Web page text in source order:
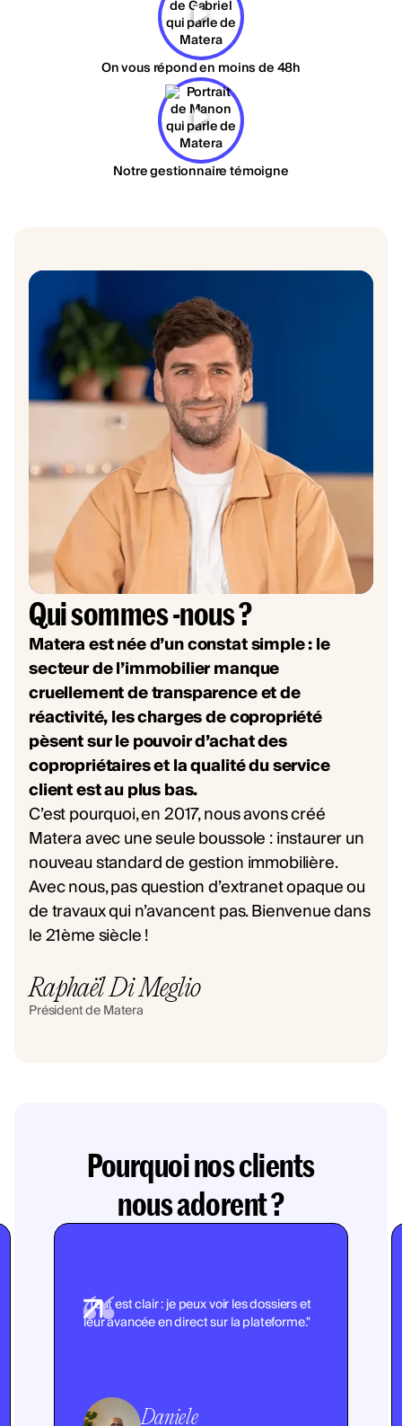
On vous répond en moins de 48h
Notre gestionnaire témoigne
Qui sommes -nous ?
Matera est née d’un constat simple : le
secteur de l’immobilier manque
cruellement de transparence et de
réactivité, les charges de copropriété
pèsent sur le pouvoir d’achat des
copropriétaires et la qualité du service
client est au plus bas.
C’est pourquoi, en 2017, nous avons créé
Matera avec une seule boussole : instaurer un
nouveau standard de gestion immobilière.
Avec nous, pas question d’extranet opaque ou
de travaux qui n’avancent pas. Bienvenue dans
le 21ème siècle !
Raphaël Di Meglio
Président de Matera
Pourquoi nos clients
nous adorent ?
"Tout est clair : je peux voir les dossiers et
leur avancée en direct sur la plateforme."
Daniele